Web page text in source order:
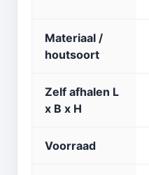
Materiaal /
houtsoort
Zelf afhalen L
x B x H
Voorraad